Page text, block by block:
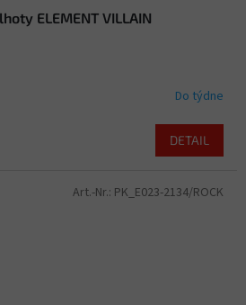
ELEMENT VILLAIN
Do týdne
DETAIL
Art.-Nr.: PK_E023-2134/ROCK